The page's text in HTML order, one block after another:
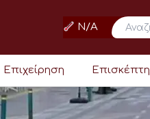
N/A
Επιχείρηση